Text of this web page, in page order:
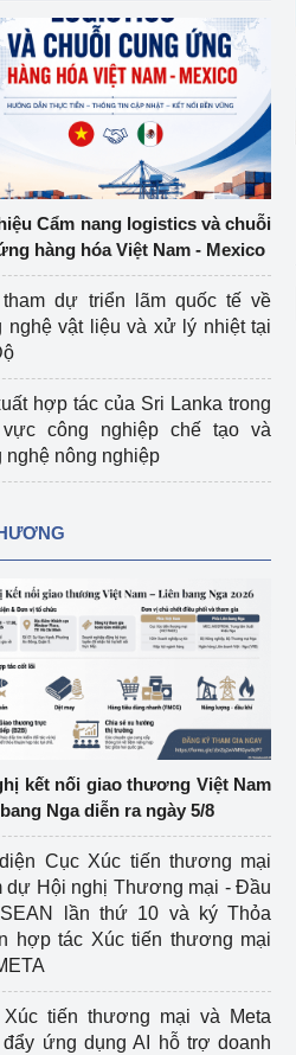
Cẩm nang logistics và chuỗi
hàng hóa Việt Nam - Mexico
dự triển lãm quốc tế về
nghệ vật liệu và xử lý nhiệt tại
hợp tác của Sri Lanka trong
vực công nghiệp chế tạo và
nghệ nông nghiệp
kết nối giao thương Việt Nam
Nga diễn ra ngày 5/8
Cục Xúc tiến thương mại
dự Hội nghị Thương mại - Đầu
lần thứ 10 và ký Thỏa
hợp tác Xúc tiến thương mại
Xúc tiến thương mại và Meta
đẩy ứng dụng AI hỗ trợ doanh